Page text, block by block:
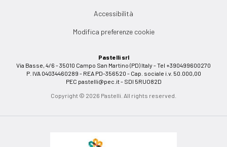
Accessibilità
Modifica preferenze cookie
Pastelli srl
Via Basse, 4/6 - 35010 Campo San Martino (PD) Italy - Tel +390499600270
P. IVA 04034460289 - REA PD-356520 - Cap. sociale i.v. 50.000,00
PEC pastelli@pec.it- SDI 5RUO82D
Copyright © 2026 Pastelli. All rights reserved.